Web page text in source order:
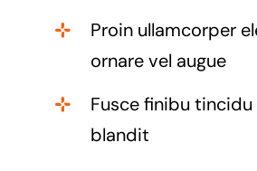
Proin ullamcorper
ornare vel augue
Fusce finibu
blandit